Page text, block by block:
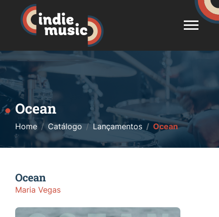
Ocean
Home Catálogo Lançamentos Ocean
Ocean
Maria Vegas